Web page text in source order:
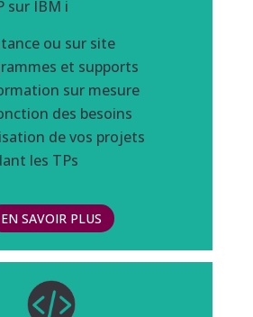
sur IBM i
ou sur site
et supports
sur mesure
des besoins
de vos projets
les TPs
EN SAVOIR PLUS